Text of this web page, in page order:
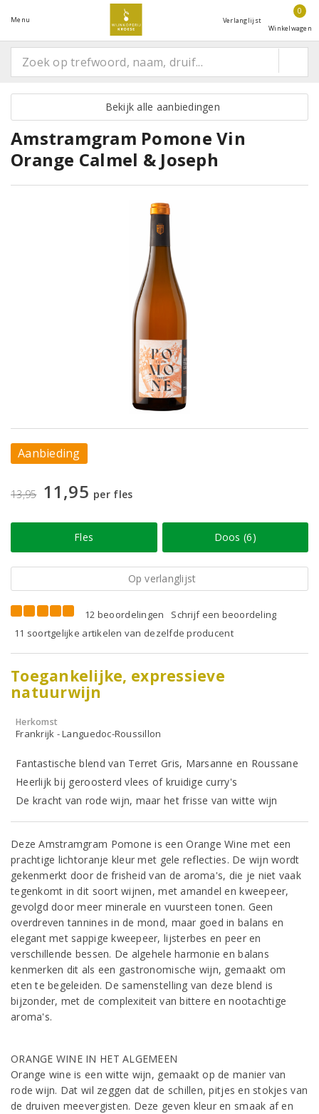
Menu Verlanglijst
0
Winkelwagen
Bekijk alle aanbiedingen
Amstramgram Pomone Vin
Orange Calmel & Joseph
Aanbieding
13,95 11,95 per fles
Fles Doos (6)
Op verlanglijst
12 beoordelingen
Schrijf een beoordeling
11 soortgelijke artikelen van dezelfde producent
Toegankelijke, expressieve
natuurwijn
Herkomst
Frankrijk - Languedoc-Roussillon
Fantastische blend van Terret Gris, Marsanne en Roussane
Heerlijk bij geroosterd vlees of kruidige curry's
De kracht van rode wijn, maar het frisse van witte wijn
Deze Amstramgram Pomone is een Orange Wine met een
prachtige lichtoranje kleur met gele reflecties. De wijn wordt
gekenmerkt door de frisheid van de aroma's, die je niet vaak
tegenkomt in dit soort wijnen, met amandel en kweepeer,
gevolgd door meer minerale en vuursteen tonen. Geen
overdreven tannines in de mond, maar goed in balans en
elegant met sappige kweepeer, lijsterbes en peer en
verschillende bessen. De algehele harmonie en balans
kenmerken dit als een gastronomische wijn, gemaakt om
eten te begeleiden. De samenstelling van deze blend is
bijzonder, met de complexiteit van bittere en nootachtige
aroma's.
ORANGE WINE IN HET ALGEMEEN
Orange wine is een witte wijn, gemaakt op de manier van
rode wijn. Dat wil zeggen dat de schillen, pitjes en stokjes van
de druiven meevergisten. Deze geven kleur en smaak af en